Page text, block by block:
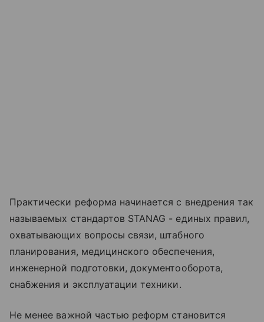
Практически реформа начинается с внедрения так
называемых стандартов STANAG - единых правил,
охватывающих вопросы связи, штабного
планирования, медицинского обеспечения,
инженерной подготовки, документооборота,
снабжения и эксплуатации техники.
Не менее важной частью реформ становится